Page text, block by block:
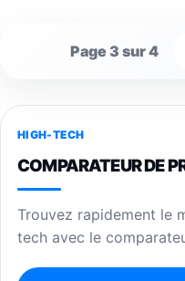
Page 3 sur 4
HIGH-TECH
COMPARATEUR DE
Trouvez rapidement le
tech avec le